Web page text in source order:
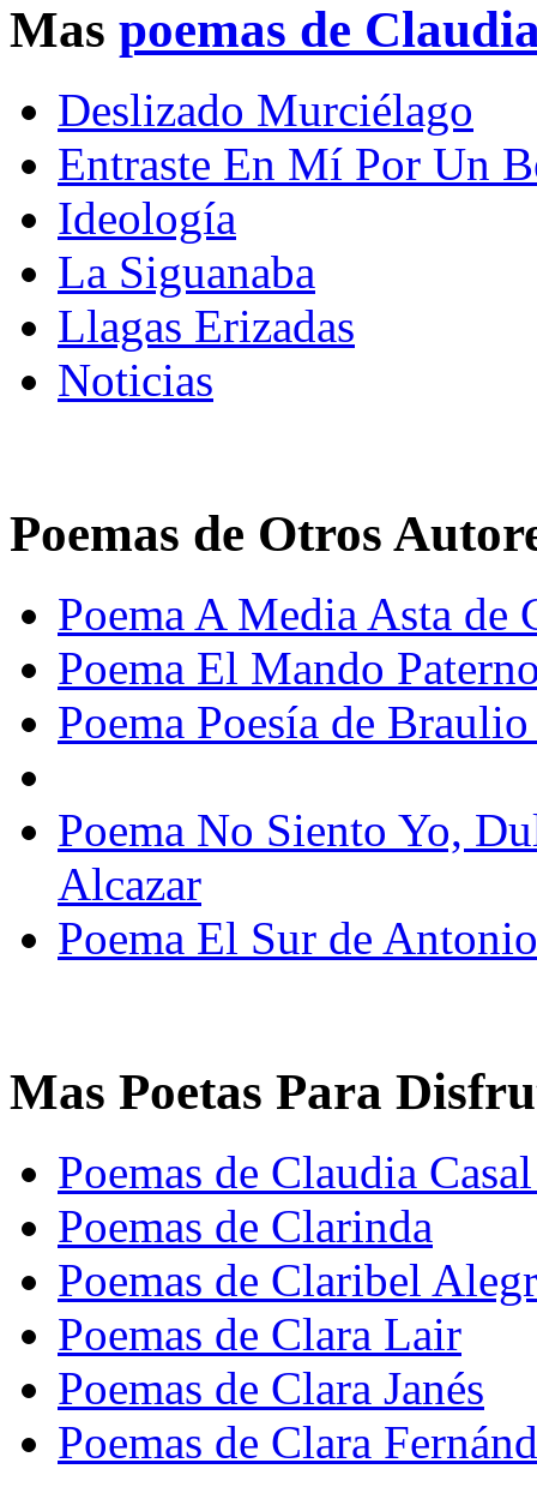
Mas poemas de
Deslizado Murciélago
Entraste En Mí Por Un
Ideología
La Siguanaba
Llagas Erizadas
Noticias
Poemas de Otros
Poema A Media Asta de
Poema El Mando
Poema Poesía de
Poema No Siento Yo,
Alcazar
Poema El Sur de
Mas Poetas Para
Poemas de Claudia
Poemas de Clarinda
Poemas de Claribel
Poemas de Clara Lair
Poemas de Clara Janés
Poemas de Clara